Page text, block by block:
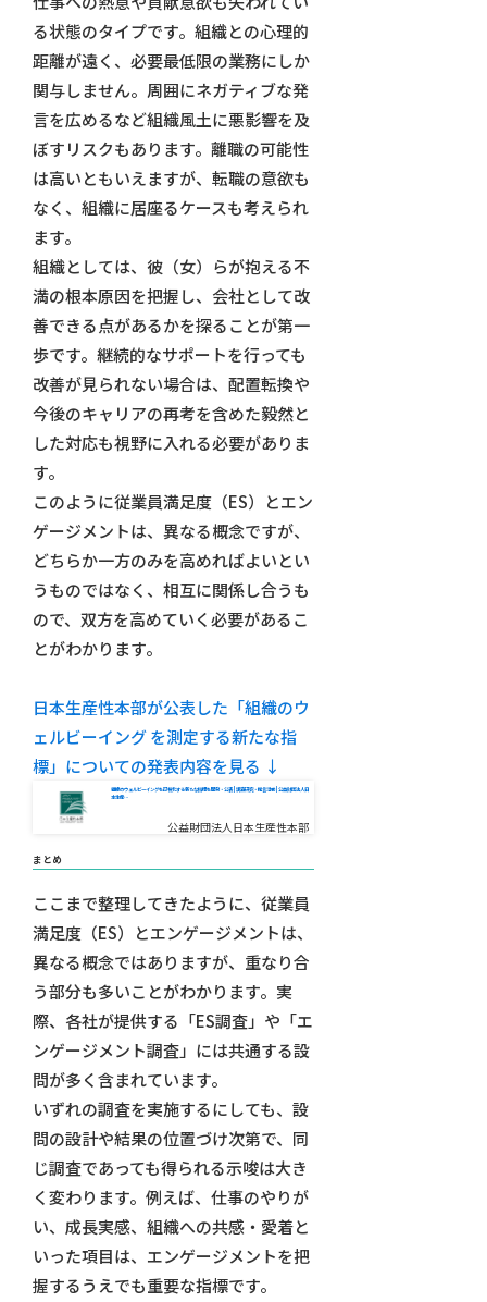
る状態のタイプです。組織との心理的
距離が遠く、必要最低限の業務にしか
関与しません。周囲にネガティブな発
言を広めるなど組織風土に悪影響を及
ぼすリスクもあります。離職の可能性
は高いともいえますが、転職の意欲も
なく、組織に居座るケースも考えられ
ます。
組織としては、彼（女）らが抱える不
満の根本原因を把握し、会社として改
善できる点があるかを探ることが第一
歩です。継続的なサポートを行っても
改善が見られない場合は、配置転換や
今後のキャリアの再考を含めた毅然と
した対応も視野に入れる必要がありま
す。
このように従業員満足度（ES）とエン
ゲージメントは、異なる概念ですが、
どちらか一方のみを高めればよいとい
うものではなく、相互に関係し合うも
ので、双方を高めていく必要があるこ
とがわかります。
日本生産性本部が公表した「組織のウ
ェルビーイング を測定する新たな指
標」についての発表内容を見る ↓
組織のウェルビーイングを可視化する新たな指標を開発・公表 | 調査研究・提言活動 | 公益財団法人日
本生産…
公益財団法人日本生産性本部
まとめ
ここまで整理してきたように、従業員
満足度（ES）とエンゲージメントは、
異なる概念ではありますが、重なり合
う部分も多いことがわかります。実
際、各社が提供する「ES調査」や「エ
ンゲージメント調査」には共通する設
問が多く含まれています。
いずれの調査を実施するにしても、設
問の設計や結果の位置づけ次第で、同
じ調査であっても得られる示唆は大き
く変わります。例えば、仕事のやりが
い、成長実感、組織への共感・愛着と
いった項目は、エンゲージメントを把
握するうえでも重要な指標です。